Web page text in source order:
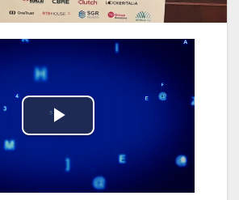
P
l